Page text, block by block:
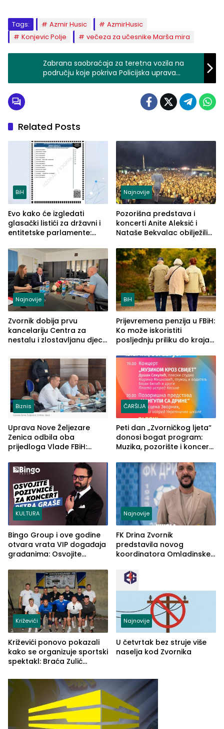
Tags: Azmir Husic
AzmirHusic
Konjevic Polje
večeza za učesnike Marša mira
Zabrana saobraćaja za teretna vozila na
području koje pokriva Policijska uprava
Zvornik sve do 12.jula
Related Posts
BiH
Evo kako će izgledati
glasački listići za državni i
entitetske parlamente:
vidljive na njima
Najnovije
Pozorišna predstava i
koncerti Anite Aleksić i
Nataše Bekvalac obilježili
ljeta (FOTO)
Najnovije
Zvornik dobija prvu
kancelariju Centra za
nestalu i zlostavljanu djecu
BiH
Prijevremena penzija u FBiH:
Ko može iskoristiti
posljednju priliku do kraja
Biznis
Uprava Nove Željezare
Zenica odbila oba
prijedloga Vlade FBiH:
rješenje
ČARŠIJA
Peti dan „Zvorničkog ljeta“
donosi bogat program:
Muzika, pozorište i koncert
KULTURA
Bingo Group i ove godine
otvara vrata VIP događaja
građanima: Osvojite
Graše
Najnovije
FK Drina Zvornik
predstavila novog
koordinatora Omladinske
Križevići
Križevići ponovo pokazali
kako se organizuje sportski
spektakl: Braća Zulić
Najnovije
U četvrtak bez struje više
naselja kod Zvornika